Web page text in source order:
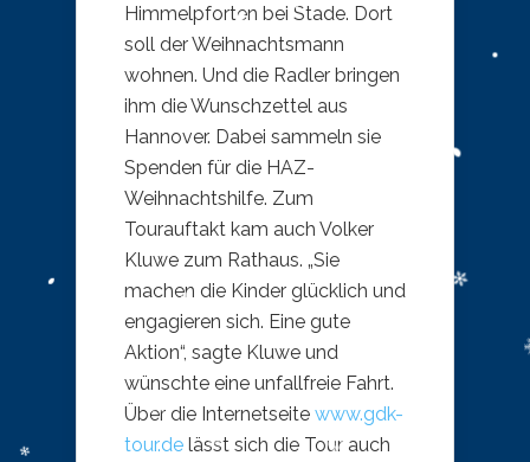
Himmelpforten bei Stade. Dort
soll der Weihnachtsmann
wohnen. Und die Radler bringen
ihm die Wunschzettel aus
Hannover. Dabei sammeln sie
Spenden für die HAZ-
Weihnachtshilfe. Zum
Tourauftakt kam auch Volker
Kluwe zum Rathaus. „Sie
machen die Kinder glücklich und
engagieren sich. Eine gute
Aktion“, sagte Kluwe und
wünschte eine unfallfreie Fahrt.
Über die Internetseite www.gdk-
tour.de lässt sich die Tour auch